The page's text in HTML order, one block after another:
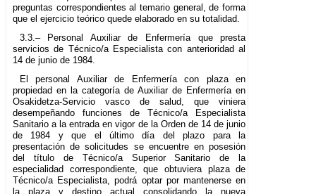
preguntas correspondientes al temario general, de forma
que el ejercicio teórico quede elaborado en su totalidad.
3.3.– Personal Auxiliar de Enfermería que presta
servicios de Técnico/a Especialista con anterioridad al
14 de junio de 1984.
El personal Auxiliar de Enfermería con plaza en
propiedad en la categoría de Auxiliar de Enfermería en
Osakidetza-Servicio vasco de salud, que viniera
desempeñando funciones de Técnico/a Especialista
Sanitario a la entrada en vigor de la Orden de 14 de junio
de 1984 y que el último día del plazo para la
presentación de solicitudes se encuentre en posesión
del título de Técnico/a Superior Sanitario de la
especialidad correspondiente, que obtuviera plaza de
Técnico/a Especialista, podrá optar por mantenerse en
la plaza y destino actual consolidando la nueva